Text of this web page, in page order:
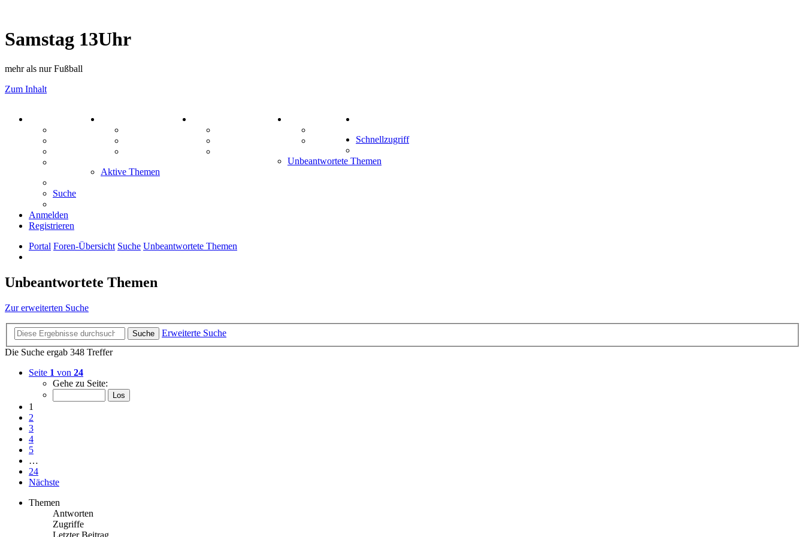
Samstag 13Uhr
mehr als nur Fußball
Zum Inhalt
Comunio
Schnellzugriff
Unbeantwortete Themen
Aktive Themen
Suche
Anmelden
Registrieren
Portal Foren-Übersicht Suche Unbeantwortete Themen
Unbeantwortete Themen
Zur erweiterten Suche
Suche
Erweiterte Suche
Die Suche ergab 348 Treffer
Seite 1 von 24
Gehe zu Seite:
1
2
3
4
5
…
24
Nächste
Themen
Antworten
Zugriffe